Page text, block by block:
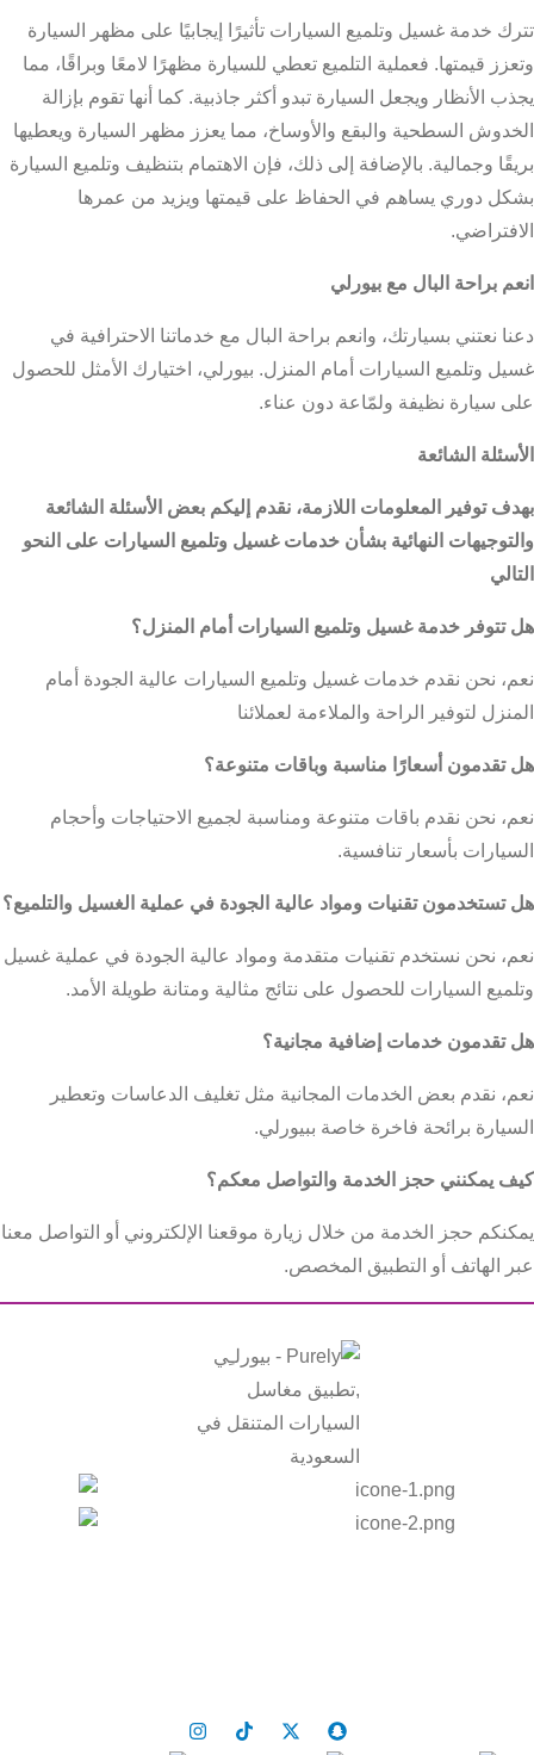
تترك خدمة غسيل وتلميع السيارات تأثيرًا إيجابيًا على مظهر السيارة
وتعزز قيمتها. فعملية التلميع تعطي للسيارة مظهرًا لامعًا وبراقًا، مما
يجذب الأنظار ويجعل السيارة تبدو أكثر جاذبية. كما أنها تقوم بإزالة
الخدوش السطحية والبقع والأوساخ، مما يعزز مظهر السيارة ويعطيها
بريقًا وجمالية. بالإضافة إلى ذلك، فإن الاهتمام بتنظيف وتلميع السيارة
بشكل دوري يساهم في الحفاظ على قيمتها ويزيد من عمرها
الافتراضي.
انعم براحة البال مع بيورلي
دعنا نعتني بسيارتك، وانعم براحة البال مع خدماتنا الاحترافية في
غسيل وتلميع السيارات أمام المنزل. بيورلي، اختيارك الأمثل للحصول
على سيارة نظيفة ولمّاعة دون عناء.
الأسئلة الشائعة
بهدف توفير المعلومات اللازمة، نقدم إليكم بعض الأسئلة الشائعة
والتوجيهات النهائية بشأن خدمات غسيل وتلميع السيارات على النحو
التالي
هل تتوفر خدمة غسيل وتلميع السيارات أمام المنزل؟
نعم، نحن نقدم خدمات غسيل وتلميع السيارات عالية الجودة أمام
المنزل لتوفير الراحة والملاءمة لعملائنا
هل تقدمون أسعارًا مناسبة وباقات متنوعة؟
نعم، نحن نقدم باقات متنوعة ومناسبة لجميع الاحتياجات وأحجام
السيارات بأسعار تنافسية.
هل تستخدمون تقنيات ومواد عالية الجودة في عملية الغسيل والتلميع؟
نعم، نحن نستخدم تقنيات متقدمة ومواد عالية الجودة في عملية غسيل
وتلميع السيارات للحصول على نتائج مثالية ومتانة طويلة الأمد.
هل تقدمون خدمات إضافية مجانية؟
نعم، نقدم بعض الخدمات المجانية مثل تغليف الدعاسات وتعطير
السيارة برائحة فاخرة خاصة ببيورلي.
كيف يمكنني حجز الخدمة والتواصل معكم؟
يمكنكم حجز الخدمة من خلال زيارة موقعنا الإلكتروني أو التواصل معنا
عبر الهاتف أو التطبيق المخصص.